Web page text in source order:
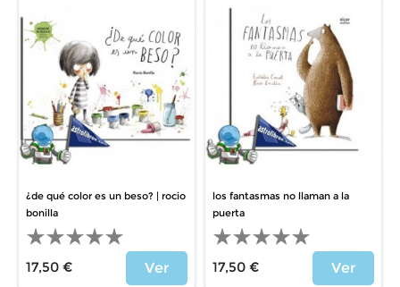
¿de qué color es un beso? | rocio
bonilla
17,50 €
Ver
los fantasmas no llaman a la
puerta
17,50 €
Ver